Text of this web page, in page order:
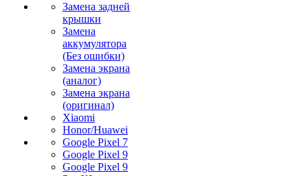
Замена задней
крышки
Замена
аккумулятора
(Без ошибки)
Замена экрана
(аналог)
Замена экрана
(оригинал)
Xiaomi
Honor/Huawei
Google Pixel 7
Google Pixel 9
Google Pixel 9